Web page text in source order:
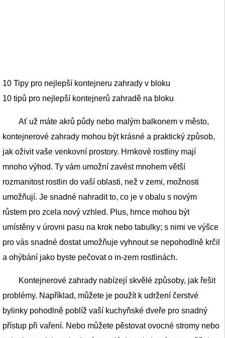
10 Tipy pro nejlepší kontejneru zahrady v bloku
10 tipů pro nejlepší kontejnerů zahradě na bloku
Ať už máte akrů půdy nebo malým balkonem v město,
kontejnerové zahrady mohou být krásné a praktický způsob,
jak oživit vaše venkovní prostory. Hrnkové rostliny mají
mnoho výhod. Ty vám umožní zavést mnohem větší
rozmanitost rostlin do vaší oblasti, než v zemi, možnosti
umožňují. Je snadné nahradit to, co je v obalu s novým
růstem pro zcela nový vzhled. Plus, hrnce mohou být
umístěny v úrovni pasu na krok nebo tabulky; s nimi ve výšce
pro vás snadné dostat umožňuje vyhnout se nepohodlně krčil
a ohýbání jako byste pečovat o in-zem rostlinách.
Kontejnerové zahrady nabízejí skvělé způsoby, jak řešit
problémy. Například, můžete je použít k udržení čerstvé
bylinky pohodlně poblíž vaší kuchyňské dveře pro snadný
přístup při vaření. Nebo můžete pěstovat ovocné stromy nebo